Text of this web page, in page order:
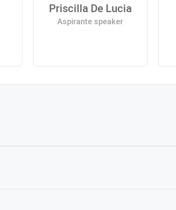
Priscilla De Lucia
Aspirante speaker